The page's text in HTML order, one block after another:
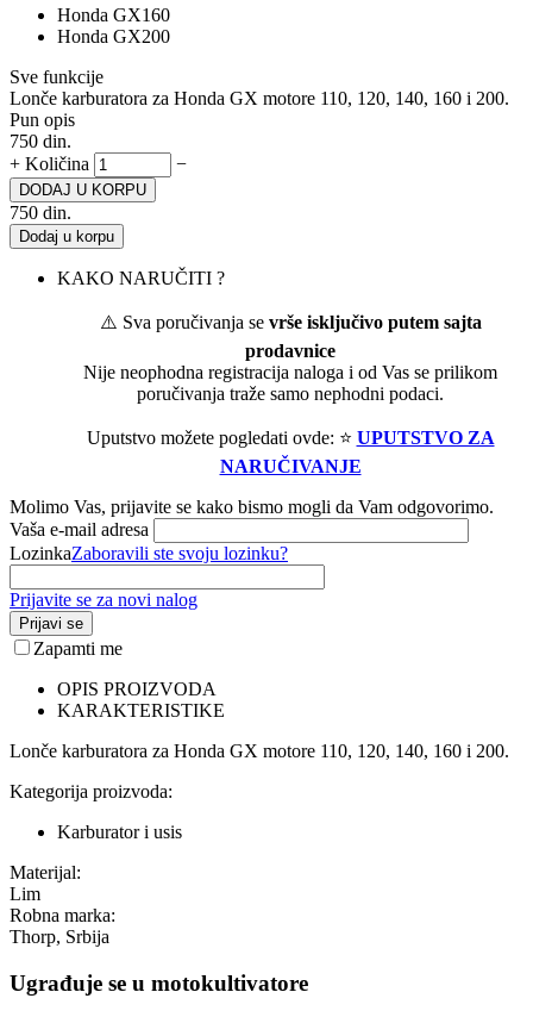
Honda GX160
Honda GX200
Sve funkcije
Lonče karburatora za Honda GX motore 110, 120, 140, 160 i 200.
Pun opis
750 din.
+ Količina −
DODAJ U KORPU
750 din.
Dodaj u korpu
KAKO NARUČITI ?
⚠️ Sva poručivanja se vrše isključivo putem sajta
prodavnice
Nije neophodna registracija naloga i od Vas se prilikom
poručivanja traže samo nephodni podaci.
Uputstvo možete pogledati ovde: ⭐ UPUTSTVO ZA
NARUČIVANJE
Molimo Vas, prijavite se kako bismo mogli da Vam odgovorimo.
Vaša e-mail adresa
LozinkaZaboravili ste svoju lozinku?
Prijavite se za novi nalog
Prijavi se
Zapamti me
OPIS PROIZVODA
KARAKTERISTIKE
Lonče karburatora za Honda GX motore 110, 120, 140, 160 i 200.
Kategorija proizvoda:
Karburator i usis
Materijal:
Lim
Robna marka:
Thorp, Srbija
Ugrađuje se u motokultivatore